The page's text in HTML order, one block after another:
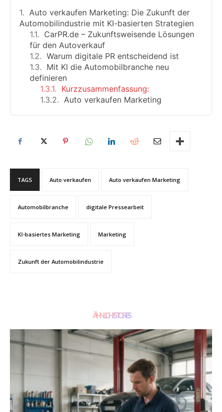
Auto verkaufen Marketing: Die Zukunft der
Automobilindustrie mit KI-basierten Strategien
CarPR.de – Zukunftsweisende Lösungen
für den Autoverkauf
Warum digitale PR entscheidend ist
Mit KI die Automobilbranche neu
definieren
Kurzzusammenfassung:
Auto verkaufen Marketing
TAGS Auto verkaufen Auto verkaufen Marketing
Automobilbranche digitale Pressearbeit
KI-basiertes Marketing Marketing
Zukunft der Automobilindustrie
ÄHNLICHE STORIES